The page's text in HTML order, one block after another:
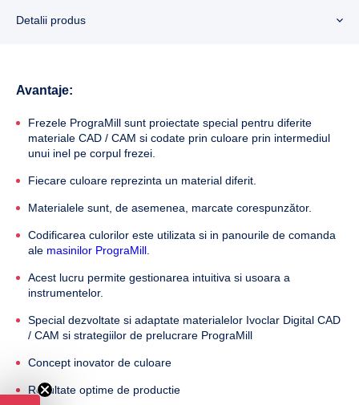
Detalii produs
Avantaje:
Frezele PrograMill sunt proiectate special pentru diferite
materiale CAD / CAM si codate prin culoare prin intermediul
unui inel pe corpul frezei.
Fiecare culoare reprezinta un material diferit.
Materialele sunt, de asemenea, marcate corespunzător.
Codificarea culorilor este utilizata si in panourile de comanda
ale masinilor PrograMill.
Acest lucru permite gestionarea intuitiva si usoara a
instrumentelor.
Special dezvoltate si adaptate materialelor Ivoclar Digital CAD
/ CAM si strategiilor de prelucrare PrograMill
Concept inovator de culoare
Rezultate optime de productie